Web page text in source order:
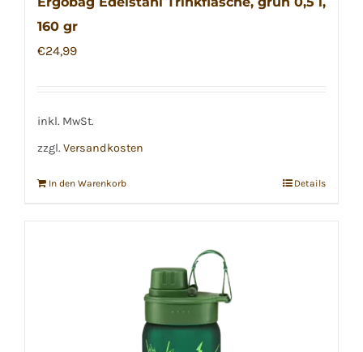
160 gr
€24,99
inkl. MwSt.
zzgl. Versandkosten
In den Warenkorb Details